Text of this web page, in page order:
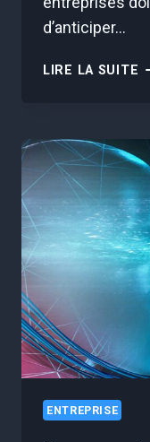
d’anticiper…
LIRE LA SUITE
ENTREPRISE